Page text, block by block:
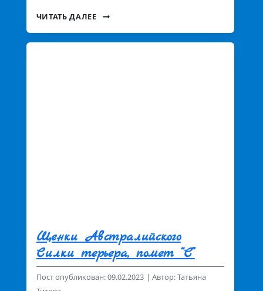
ЧИТАТЬ ДАЛЕЕ
Щенки Австралийского
Силки терьера, помет “С”
Пост опубликован: 09.02.2023 | Автор: Татьяна